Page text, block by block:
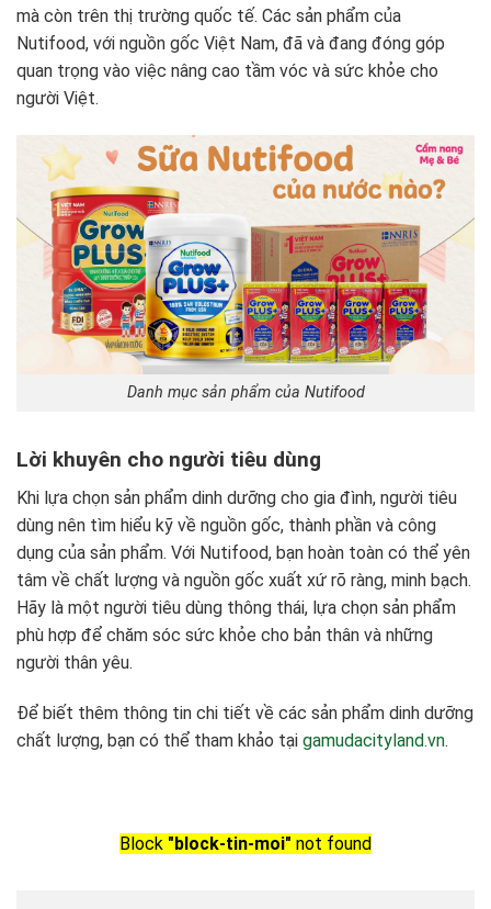
mà còn trên thị trường quốc tế. Các sản phẩm của
Nutifood, với nguồn gốc Việt Nam, đã và đang đóng góp
quan trọng vào việc nâng cao tầm vóc và sức khỏe cho
người Việt.
Danh mục sản phẩm của Nutifood
Lời khuyên cho người tiêu dùng
Khi lựa chọn sản phẩm dinh dưỡng cho gia đình, người tiêu
dùng nên tìm hiểu kỹ về nguồn gốc, thành phần và công
dụng của sản phẩm. Với Nutifood, bạn hoàn toàn có thể yên
tâm về chất lượng và nguồn gốc xuất xứ rõ ràng, minh bạch.
Hãy là một người tiêu dùng thông thái, lựa chọn sản phẩm
phù hợp để chăm sóc sức khỏe cho bản thân và những
người thân yêu.
Để biết thêm thông tin chi tiết về các sản phẩm dinh dưỡng
chất lượng, bạn có thể tham khảo tại gamudacityland.vn.
Block "block-tin-moi" not found